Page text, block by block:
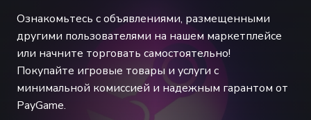
Ознакомьтесь с объявлениями, размещенными
другими пользователями на нашем маркетплейсе
или начните торговать самостоятельно!
Покупайте игровые товары и услуги с
минимальной комиссией и надежным гарантом от
PayGame.